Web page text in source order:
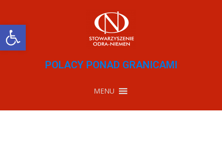
Otwórz pasek narzędzi
POLACY PONAD GRANICAMI
MENU